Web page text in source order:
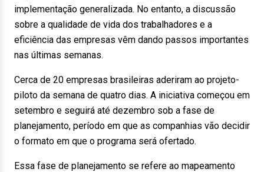
implementação generalizada. No entanto, a discussão
sobre a qualidade de vida dos trabalhadores e a
eficiência das empresas vêm dando passos importantes
nas últimas semanas.
Cerca de 20 empresas brasileiras aderiram ao projeto-
piloto da semana de quatro dias. A iniciativa começou em
setembro e seguirá até dezembro sob a fase de
planejamento, período em que as companhias vão decidir
o formato em que o programa será ofertado.
Essa fase de planejamento se refere ao mapeamento